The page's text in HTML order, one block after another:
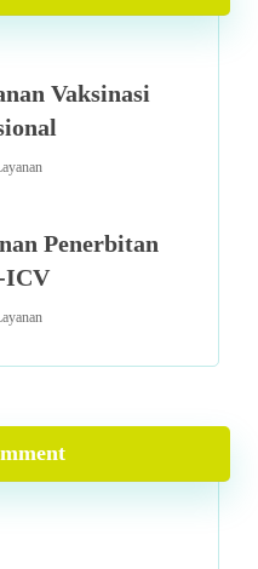
Vaksinasi
Penerbitan
ICV